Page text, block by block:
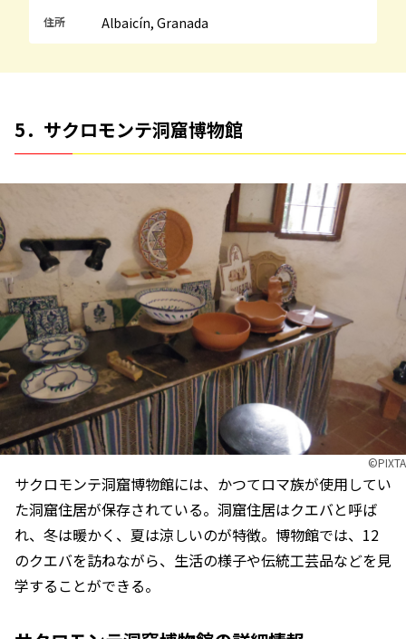
住所 Albaicín, Granada
5．サクロモンテ洞窟博物館
©︎PIXTA
サクロモンテ洞窟博物館には、かつてロマ族が使用してい
た洞窟住居が保存されている。洞窟住居はクエバと呼ば
れ、冬は暖かく、夏は涼しいのが特徴。博物館では、12
のクエバを訪ねながら、生活の様子や伝統工芸品などを見
学することができる。